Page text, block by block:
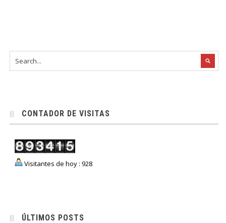
CONTADOR DE VISITAS
Visitantes de hoy : 928
ÚLTIMOS POSTS